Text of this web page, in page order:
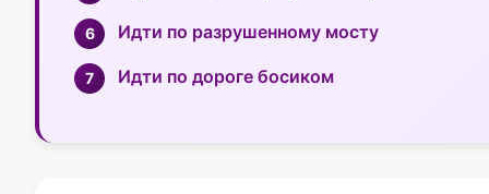
Идти по разрушенному мосту
Идти по дороге босиком